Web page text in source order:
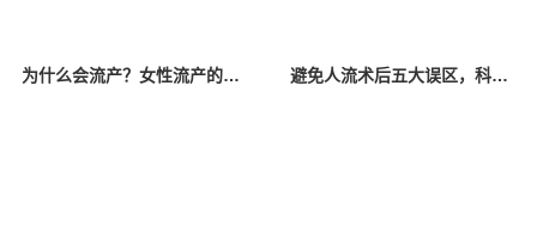
为什么会流产？女性流产的原因你都了解吗？ 避免人流术后五大误区，科学坐“小月”